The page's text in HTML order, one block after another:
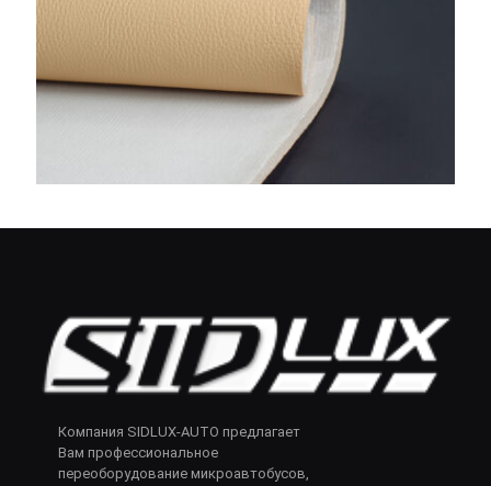
Компания SIDLUX-AUTO предлагает
Вам профессиональное
переоборудование микроавтобусов,